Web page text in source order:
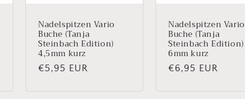
Nadelspitzen Vario
Buche (Tanja
Steinbach Edition)
4,5mm kurz
Normaler
€5,95 EUR
Nadelspitzen Vario
Buche (Tanja
Steinbach Edition)
6mm kurz
Normaler
€6,95 EUR